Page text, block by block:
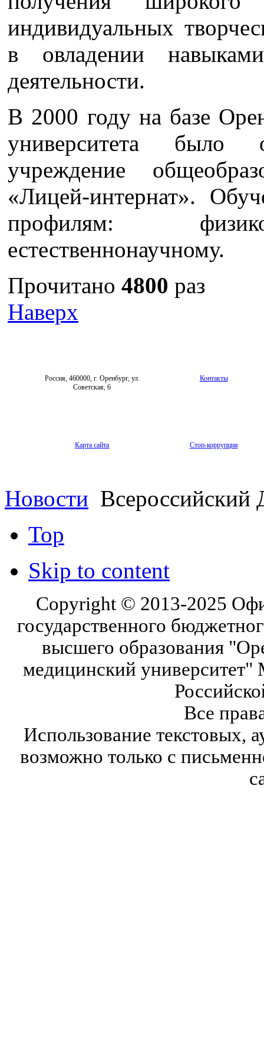
индивидуальных
в овладении навыками
деятельности.
В 2000 году на базе
университета было
учреждение
«Лицей-интернат».
профилям:
естественнонаучному.
Прочитано 4800 раз
Наверх
Россия, 460000, г. Оренбург, ул.
Советская, 6
Контакты
Карта сайта Стоп-коррупция
Новости Всероссийский
Top
Skip to content
Copyright © 2013-2025
государственного
высшего образования
медицинский университет"
Все
Использование текстовых,
возможно только с